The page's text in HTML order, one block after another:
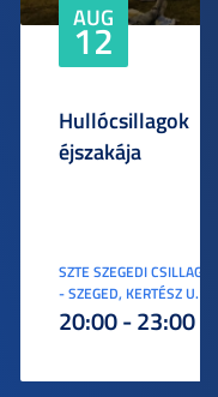
AUG
12
Hullócsillagok
éjszakája
SZTE SZEGEDI
- SZEGED, KERTÉSZ U. 3.
20:00 - 23:00